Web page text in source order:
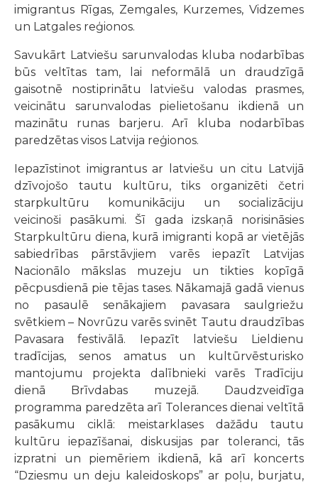
imigrantus Rīgas, Zemgales, Kurzemes, Vidzemes
un Latgales reģionos.
Savukārt Latviešu sarunvalodas kluba nodarbības
būs veltītas tam, lai neformālā un draudzīgā
gaisotnē nostiprinātu latviešu valodas prasmes,
veicinātu sarunvalodas pielietošanu ikdienā un
mazinātu runas barjeru. Arī kluba nodarbības
paredzētas visos Latvija reģionos.
Iepazīstinot imigrantus ar latviešu un citu Latvijā
dzīvojošo tautu kultūru, tiks organizēti četri
starpkultūru komunikāciju un socializāciju
veicinoši pasākumi. Šī gada izskaņā norisināsies
Starpkultūru diena, kurā imigranti kopā ar vietējās
sabiedrības pārstāvjiem varēs iepazīt Latvijas
Nacionālo mākslas muzeju un tikties kopīgā
pēcpusdienā pie tējas tases. Nākamajā gadā vienus
no pasaulē senākajiem pavasara saulgriežu
svētkiem – Novrūzu varēs svinēt Tautu draudzības
Pavasara festivālā. Iepazīt latviešu Lieldienu
tradīcijas, senos amatus un kultūrvēsturisko
mantojumu projekta dalībnieki varēs Tradīciju
dienā Brīvdabas muzejā. Daudzveidīga
programma paredzēta arī Tolerances dienai veltītā
pasākumu ciklā: meistarklases dažādu tautu
kultūru iepazīšanai, diskusijas par toleranci, tās
izpratni un piemēriem ikdienā, kā arī koncerts
“Dziesmu un deju kaleidoskops” ar poļu, burjatu,